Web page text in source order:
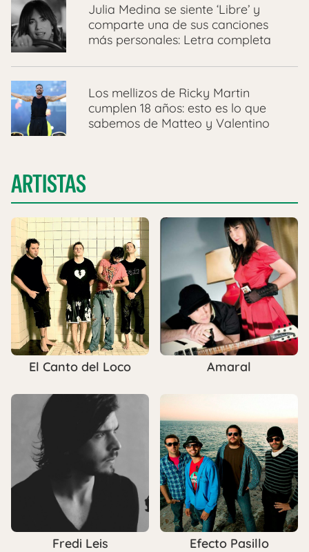
Julia Medina se siente ‘Libre’ y
comparte una de sus canciones
más personales: Letra completa
Los mellizos de Ricky Martin
cumplen 18 años: esto es lo que
sabemos de Matteo y Valentino
ARTISTAS
El Canto del Loco Amaral
Fredi Leis Efecto Pasillo